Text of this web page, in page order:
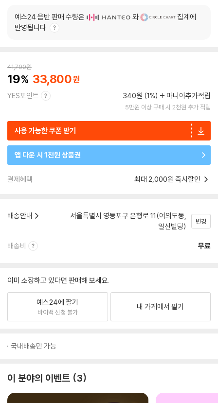
예스24 음반 판매 수량은 와
집계에
반영됩니다.
41,700원
19 33,800
YES포인트 340원 (1%) 마니아추가적립
5만원 이상 구매 시 2천원 추가 적립
사용 가능한 쿠폰 받기
앱 다운 시 1천원 상품권
결제혜택 최대 2,000원 즉시할인
배송안내
서울특별시 영등포구 은행로 11(여의도동,
일신빌딩)
변경
배송비 무료
이미 소장하고 있다면 판매해 보세요.
예스24에 팔기
바이백 신청 불가
내 가게에서 팔기
국내배송만 가능
이 분야의 이벤트 3